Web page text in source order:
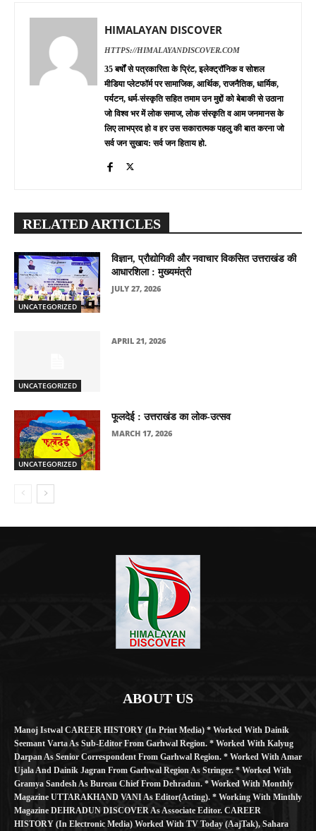
HIMALAYAN DISCOVER
HTTPS://HIMALAYANDISCOVER.COM
35 बर्षों से पत्रकारिता के प्रिंट, इलेक्ट्रॉनिक व सोशल
मीडिया प्लेटफॉर्म पर सामाजिक, आर्थिक, राजनैतिक, धार्मिक,
पर्यटन, धर्म-संस्कृति सहित तमाम उन मुद्दों को बेबाकी से उठाना
जो विश्व भर में लोक समाज, लोक संस्कृति व आम जनमानस के
लिए लाभप्रद हो व हर उस सकारात्मक पहलु की बात करना जो
सर्व जन सुखाय: सर्व जन हिताय हो.
RELATED ARTICLES
UNCATEGORIZED
विज्ञान, प्रौद्योगिकी और नवाचार विकसित उत्तराखंड की
आधारशिला : मुख्यमंत्री
JULY 27, 2026
UNCATEGORIZED
APRIL 21, 2026
UNCATEGORIZED
फूलदेई : उत्तराखंड का लोक-उत्सव
MARCH 17, 2026
ABOUT US
Manoj Istwal CAREER HISTORY (in Print Media) * Worked With Dainik
Seemant Varta As Sub-Editor From Garhwal Region. * Worked With Kalyug
Darpan As Senior Correspondent From Garhwal Region. * Worked With Amar
Ujala And Dainik Jagran From Garhwal Region As Stringer. * Worked With
Gramya Sandesh As Bureau Chief From Dehradun. * Worked With Monthly
Magazine UTTARAKHAND VANI As Editor(Acting). * Working With Minthly
Magazine DEHRADUN DISCOVER As Associate Editor. CAREER
HISTORY (in Electronic Media) Worked With TV Today (AajTak), Sahara